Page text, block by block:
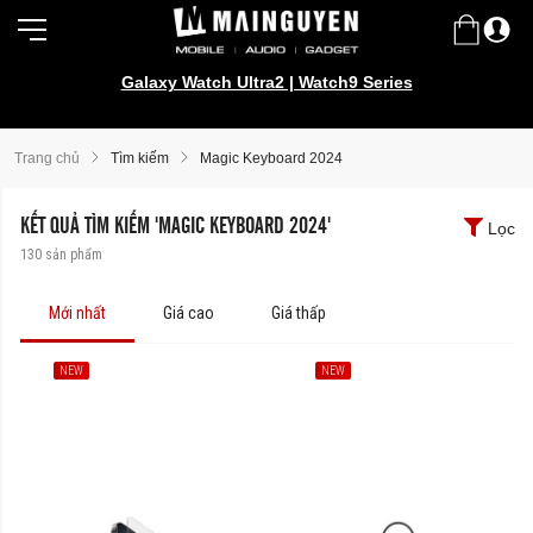
Galaxy Watch Ultra2 | Watch9 Series
Trang chủ Tìm kiếm Magic Keyboard 2024
KẾT QUẢ TÌM KIẾM 'MAGIC KEYBOARD 2024'
130 sản phẩm
Lọc
Mới nhất Giá cao Giá thấp
NEW NEW